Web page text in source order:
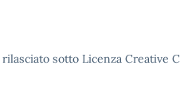
sotto Licenza Creative